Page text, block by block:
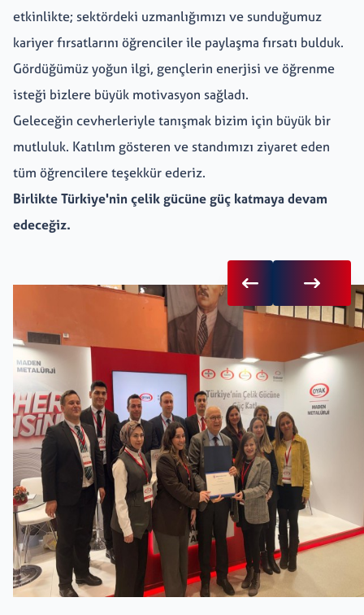
Erdemir Online
etkinlikte; sektördeki uzmanlığımızı ve sunduğumuz
kariyer fırsatlarını öğrenciler ile paylaşma fırsatı bulduk.
Gördüğümüz yoğun ilgi, gençlerin enerjisi ve öğrenme
isteği bizlere büyük motivasyon sağladı.
Geleceğin cevherleriyle tanışmak bizim için büyük bir
mutluluk. Katılım gösteren ve standımızı ziyaret eden
tüm öğrencilere teşekkür ederiz.
Birlikte Türkiye'nin çelik gücüne güç katmaya devam
edeceğiz.